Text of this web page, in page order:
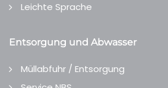
Leichte Sprache
Entsorgung und Abwasser
Müllabfuhr / Entsorgung